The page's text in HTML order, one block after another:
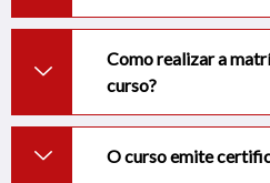
Como realizar a
curso?
O curso emite